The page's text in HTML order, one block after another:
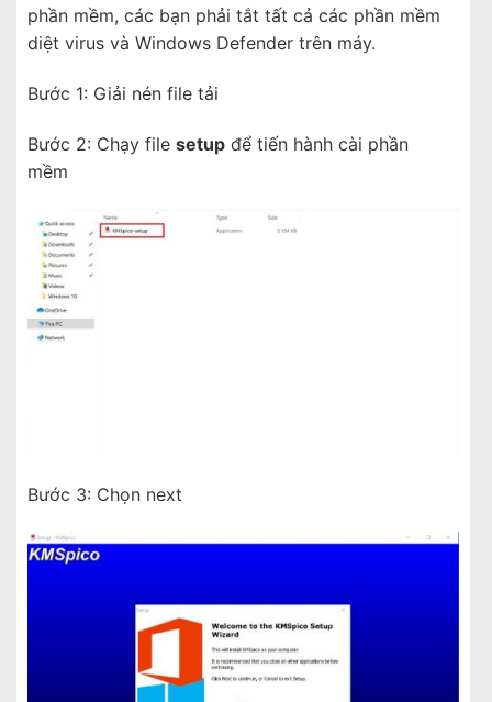
phần mềm, các bạn phải tắt tất cả các phần mềm
diệt virus và Windows Defender trên máy.
Bước 1: Giải nén file tải
Bước 2: Chạy file setup để tiến hành cài phần
mềm
Bước 3: Chọn next